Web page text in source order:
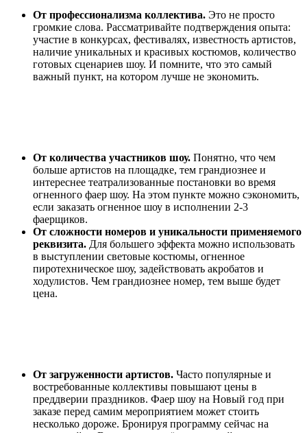
От профессионализма коллектива. Это не просто
громкие слова. Рассматривайте подтверждения опыта:
участие в конкурсах, фестивалях, известность артистов,
наличие уникальных и красивых костюмов, количество
готовых сценариев шоу. И помните, что это самый
важный пункт, на котором лучше не экономить.
От количества участников шоу. Понятно, что чем
больше артистов на площадке, тем грандиознее и
интереснее театрализованные постановки во время
огненного фаер шоу. На этом пункте можно сэкономить,
если заказать огненное шоу в исполнении 2-3
фаерщиков.
От сложности номеров и уникальности применяемого
реквизита. Для большего эффекта можно использовать
в выступлении световые костюмы, огненное
пиротехническое шоу, задействовать акробатов и
ходулистов. Чем грандиознее номер, тем выше будет
цена.
От загруженности артистов. Часто популярные и
востребованные коллективы повышают цены в
преддверии праздников. Фаер шоу на Новый год при
заказе перед самим мероприятием может стоить
несколько дороже. Бронируя программу сейчас на